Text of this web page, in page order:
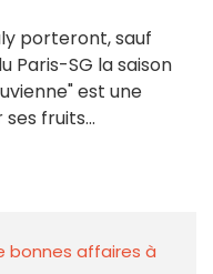
porteront, sauf
Paris-SG la saison
est une
fruits...
bonnes affaires à